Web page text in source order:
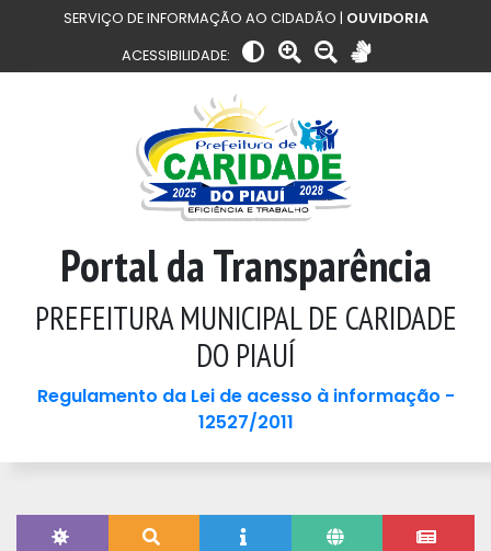
SERVIÇO DE INFORMAÇÃO AO CIDADÃO | OUVIDORIA
ACESSIBILIDADE:
Portal da Transparência
PREFEITURA MUNICIPAL DE CARIDADE
DO PIAUÍ
Regulamento da Lei de acesso à informação -
12527/2011